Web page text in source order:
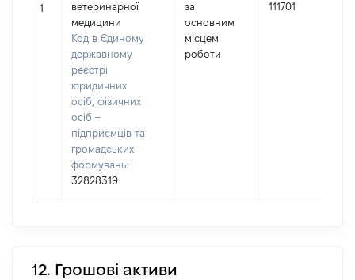
1
ветеринарної
медицини
Код в Єдиному
державному
реєстрі
юридичних
осіб, фізичних
осіб –
підприємців та
громадських
формувань:
32828319
за
основним
місцем
роботи
111701
12. Грошові активи